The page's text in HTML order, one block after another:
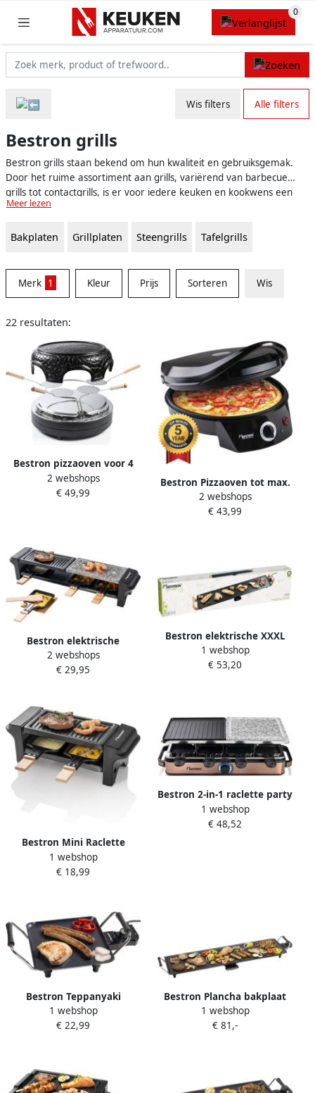
Wis filters Alle filters
Bestron grills
Bestron grills staan bekend om hun kwaliteit en gebruiksgemak.
Door het ruime assortiment aan grills, variërend van barbecue
grills tot contactgrills, is er voor iedere keuken en kookwens een
passende Bestron grill te vinden. Naast het feit dat deze grills
waardoor ze een mooie toevoeging zijn aan iedere keuken. Op
beschikbare Bestron grills eenvoudig met elkaar vergelijken, zodat
je zeker weet dat je de grill kiest die het beste bij jouw wensen en
budget past.
Meer lezen
Bakplaten Grillplaten Steengrills Tafelgrills
Merk 1 Kleur Prijs Sorteren Wis
22 resultaten:
Bestron pizzaoven voor 4
personen pizzamaker voor
kleine pizza's (Ø 10 cm) met
2 webshops
€ 49,99
Bestron Pizzaoven tot max.
230 °C Pizzamaker met
boven- onderwarmte voor
Ø 27cm 1.800 watt zwart
2 webshops
€ 43,99
Bestron elektrische
Gourmetstel Raclette voor
maximaal 4 personen
antiaanbakplaag inclusief 4
pannen 4 spatels & 4
Onderzetter 650 Watt zwart
hout
2 webshops
€ 29,95
Bestron elektrische XXXL
Grillplaat voor 10 Personen
Teppanyaki Bakplaat met
1 webshop
€ 53,20
Bestron Mini Raclette
Gourmetstel voor 1 tot 2
personen incl. 2 pannen 2
antiaanbaklaag 350W
zwaart hout
1 webshop
€ 18,99
Bestron 2-in-1 raclette party
grill elektrische
Gourmetstel voor maximaal
1 webshop
€ 48,52
Bestron Teppanyaki
Bakplaat voor 2 Personen
Tafelgrill Elektrisch met
1 webshop
€ 22,99
Bestron Plancha bakplaat
XXL ABP604
1 webshop
€ 81,-